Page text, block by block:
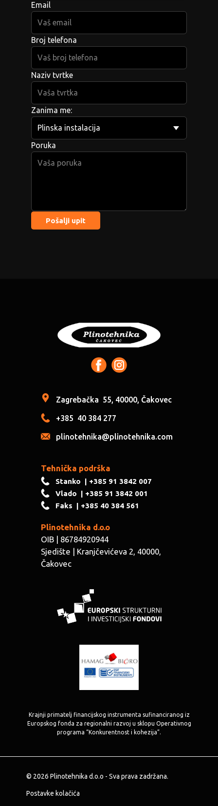
Email
Broj telefona
Naziv tvrtke
Zanima me:
Poruka
Pošalji upit
Zagrebačka 55, 40000, Čakovec
+385 40 384 277
plinotehnika@plinotehnika.com
Tehnička podrška
Stanko | +385 91 3842 007
Vlado | +385 91 3842 001
Faks | +385 40 384 561
Plinotehnika d.o.o
OIB | 86784920944
Sjedište | ​Kranjčevićeva 2, 40000,
Čakovec
Krajnji primatelj financijskog instrumenta sufinanciranog iz
Europskog fonda za regionalni razvoj u sklopu Operativnog
programa “Konkurentnost i kohezija”.
© 2026 Plinotehnika d.o.o - Sva prava zadržana.
Postavke kolačića